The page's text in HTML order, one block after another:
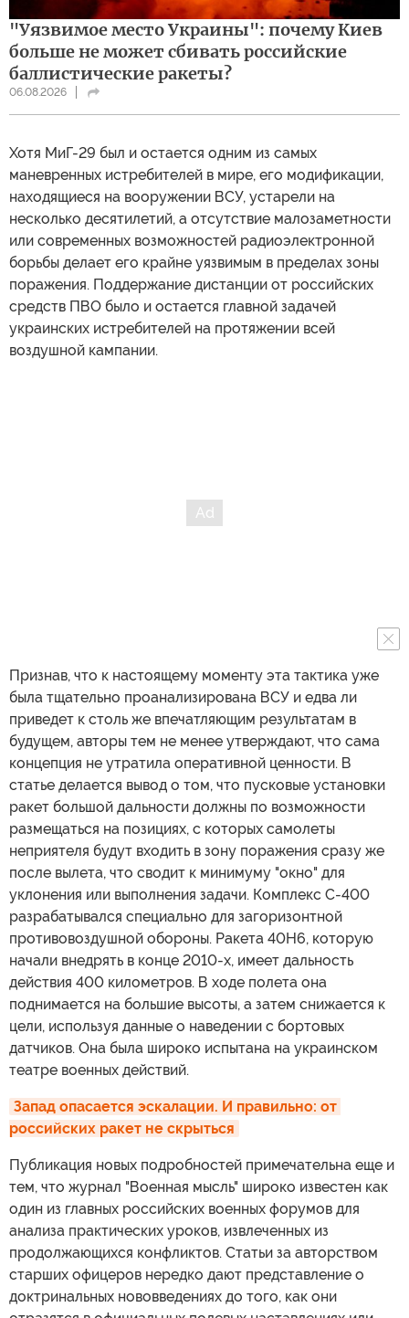
"Уязвимое место Украины": почему Киев
больше не может сбивать российские
баллистические ракеты?
06.08.2026
Хотя МиГ-29 был и остается одним из самых
маневренных истребителей в мире, его модификации,
находящиеся на вооружении ВСУ, устарели на
несколько десятилетий, а отсутствие малозаметности
или современных возможностей радиоэлектронной
борьбы делает его крайне уязвимым в пределах зоны
поражения. Поддержание дистанции от российских
средств ПВО было и остается главной задачей
украинских истребителей на протяжении всей
воздушной кампании.
Признав, что к настоящему моменту эта тактика уже
была тщательно проанализирована ВСУ и едва ли
приведет к столь же впечатляющим результатам в
будущем, авторы тем не менее утверждают, что сама
концепция не утратила оперативной ценности. В
статье делается вывод о том, что пусковые установки
ракет большой дальности должны по возможности
размещаться на позициях, с которых самолеты
неприятеля будут входить в зону поражения сразу же
после вылета, что сводит к минимуму "окно" для
уклонения или выполнения задачи. Комплекс С-400
разрабатывался специально для загоризонтной
противовоздушной обороны. Ракета 40Н6, которую
начали внедрять в конце 2010-х, имеет дальность
действия 400 километров. В ходе полета она
поднимается на большие высоты, а затем снижается к
цели, используя данные о наведении с бортовых
датчиков. Она была широко испытана на украинском
театре военных действий.
Запад опасается эскалации. И правильно: от
российских ракет не скрыться
Публикация новых подробностей примечательна еще и
тем, что журнал "Военная мысль" широко известен как
один из главных российских военных форумов для
анализа практических уроков, извлеченных из
продолжающихся конфликтов. Статьи за авторством
старших офицеров нередко дают представление о
доктринальных нововведениях до того, как они